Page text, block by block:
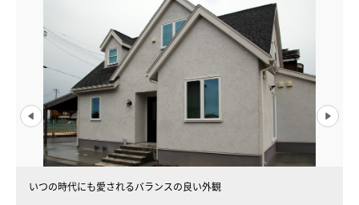
いつの時代にも愛されるバランスの良い外観